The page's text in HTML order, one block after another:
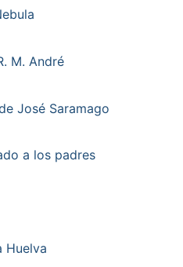
M. André
José Saramago
a los padres
Huelva